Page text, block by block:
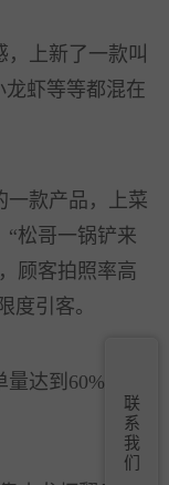
上新了一款叫
龙虾等等都混在
款产品，上菜
“松哥一锅铲来
顾客拍照率高
度引客。
达到60%！大
联
系
我
们